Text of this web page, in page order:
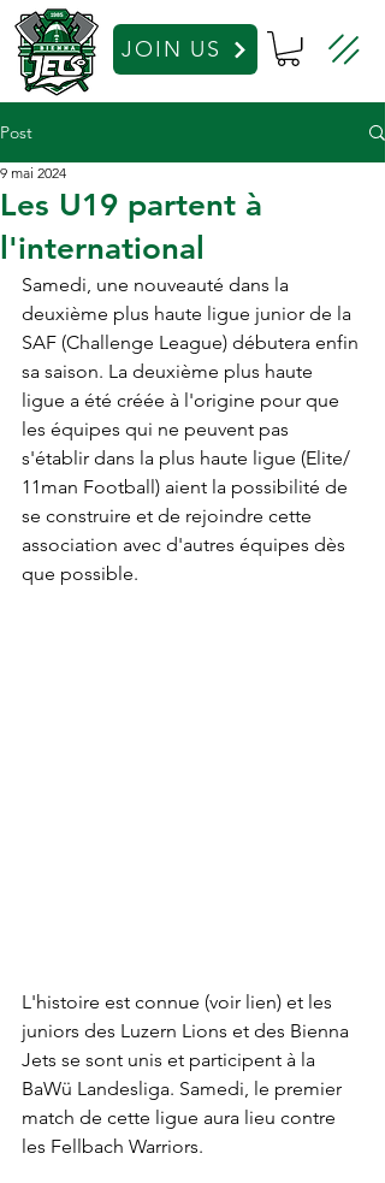
JOIN US
Post
Les U19 partent à
l'international
9 mai 2024
Samedi, une nouveauté dans la
deuxième plus haute ligue junior de la
SAF (Challenge League) débutera enfin
sa saison. La deuxième plus haute
ligue a été créée à l'origine pour que
les équipes qui ne peuvent pas
s'établir dans la plus haute ligue (Elite/
11man Football) aient la possibilité de
se construire et de rejoindre cette
association avec d'autres équipes dès
que possible.
L'histoire est connue (voir lien) et les
juniors des Luzern Lions et des Bienna
Jets se sont unis et participent à la
BaWü Landesliga. Samedi, le premier
match de cette ligue aura lieu contre
les Fellbach Warriors.